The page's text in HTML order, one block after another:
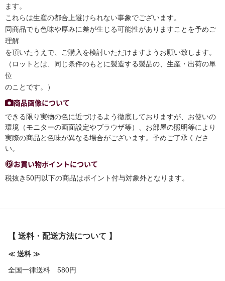
ます。
これらは生産の都合上避けられない事象でございます。
同商品でも色味や厚みに差が生じる可能性がありますことを予めご
理解
を頂いたうえで、ご購入を検討いただけますようお願い致します。
（ロットとは、同じ条件のもとに製造する製品の、生産・出荷の単
位
のことです。）
商品画像について
できる限り実物の色に近づけるよう徹底しておりますが、お使いの
環境（モニターの画面設定やブラウザ等）、お部屋の照明等により
実際の商品と色味が異なる場合がございます。予めご了承くださ
い。
お買い物ポイントについて
税抜き50円以下の商品はポイント付与対象外となります。
【 送料・配送方法について 】
≪ 送料 ≫
全国一律送料 580円